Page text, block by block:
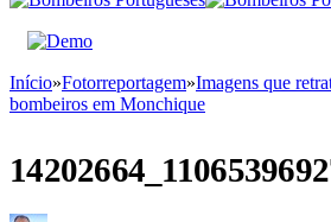
Início»Fotorreportagem»Imagens que
bombeiros em Monchique